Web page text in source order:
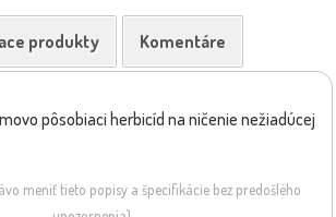
produkty Komentáre
pôsobiaci herbicíd na ničenie nežiadúcej
meniť tieto popisy a špecifikácie bez predošlého